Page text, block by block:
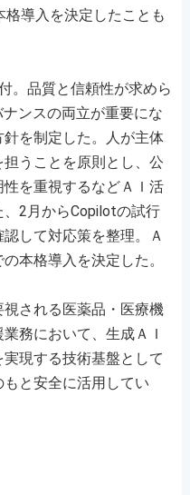
導入を決定したことも
。品質と信頼性が求めら
ンスの両立が重要にな
を制定した。人が主体
うことを原則とし、公
を重視するなどＡＩ活
2月からCopilotの試行
して対応策を整理。Ａ
本格導入を決定した。
される医薬品・医療機
務において、生成ＡＩ
現する技術基盤として
と安全に活用してい